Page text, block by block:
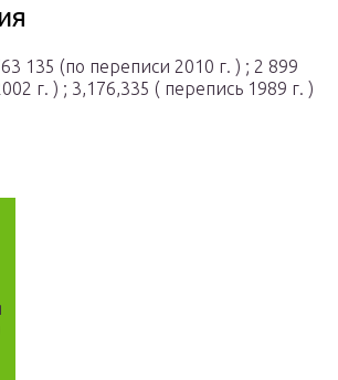
135 (по переписи 2010 г. ) ; 2 899
г. ) ; 3,176,335 ( перепись 1989 г. )